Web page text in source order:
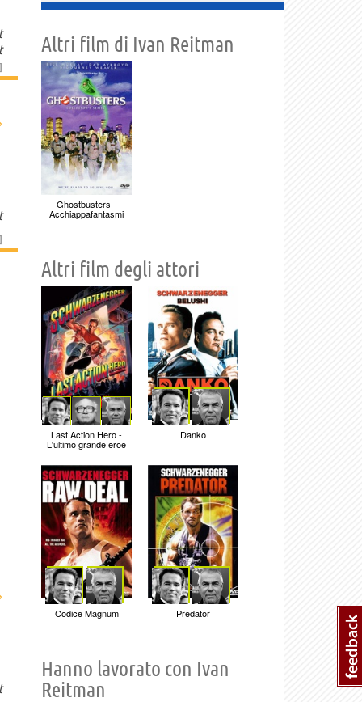
]
]
Altri film di Ivan Reitman
Ghostbusters -
Acchiappafantasmi
Altri film degli attori
Last Action Hero -
L'ultimo grande eroe
Danko
Codice Magnum Predator
Hanno lavorato con Ivan
Reitman